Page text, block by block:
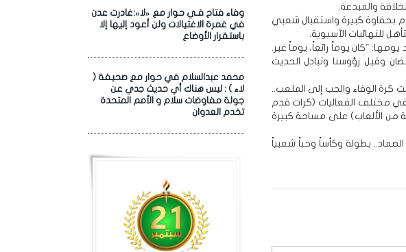
وفاء فتاح فـي حوار مع «لا»:غادرت عدن
في غمرة الاغتيالات ولن أعود إليها إلا
باستقرار الأوضاع
محمد عبدالسلام في حوار مع صحيفة (
لاء ) : ليس هناك أي حديث جدي عن
جولة مفاوضات سلام و الأمم المتحدة
تخدم العدوان
والمبدعة.
بحفاوة كبيرة واستقبال شعبي
للنهائيات الآسيوية.
"كان يوماً رائعاً، يوماً غير.
وقبل رؤوسنا وتبادل الحديث
صالح الصماد، في الـ19 من أبريل 2018, تدحرجت كرة الوفاء والحب إلى الملعب..
في مختلف الفعاليات (كرات قدم
من الألعاب) على مساحة كبيرة
بطولة وكأساً وحباً شعبياً